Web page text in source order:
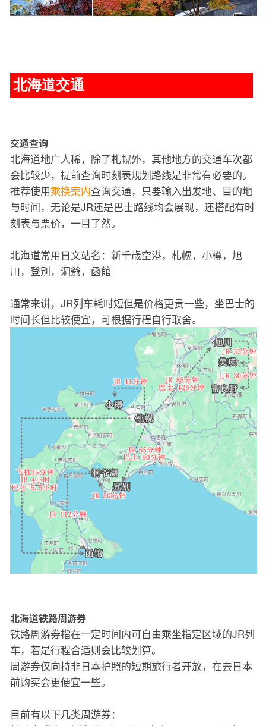
北海道交通
交通查询
北海道地广人稀，除了札幌外，其他地方的交通车次都
会比较少，提前查询时刻表规划路线是非常有必要的。
推荐使用乘换案内查询交通，只要输入出发地、目的地
与时间，无论是JR还是巴士路线均会展现，还搭配有时
刻表与票价，一目了然。
北海道常用日文站名：新千歳空港，札幌，小樽，旭
川，登別，洞爺，函館
通常来讲，JR列车耗时短但是价格更贵一些，坐巴士的
时间长但比较便宜，可根据行程自行取舍。
北海道铁路周游券
铁路周游券指在一定时间内可自由乘坐指定区域的JR列
车，若是行程合适则会比较划算。
周游券仅向持非日本护照的短期旅行者开放，在去日本
前购买会更便宜一些。
目前有以下几类周游券：